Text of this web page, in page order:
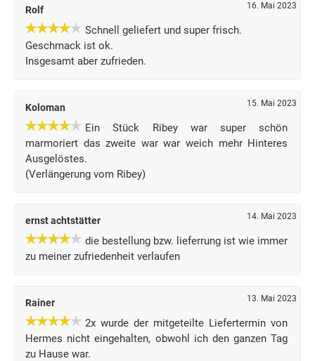
Rolf 16. Mai 2023
Schnell geliefert und super frisch.
Geschmack ist ok.
Insgesamt aber zufrieden.
Koloman 15. Mai 2023
Ein Stück Ribey war super schön
marmoriert das zweite war war weich mehr Hinteres
Ausgelöstes.
(Verlängerung vom Ribey)
ernst achtstätter 14. Mai 2023
die bestellung bzw. lieferrung ist wie immer
zu meiner zufriedenheit verlaufen
Rainer 13. Mai 2023
2x wurde der mitgeteilte Liefertermin von
Hermes nicht eingehalten, obwohl ich den ganzen Tag
zu Hause war.